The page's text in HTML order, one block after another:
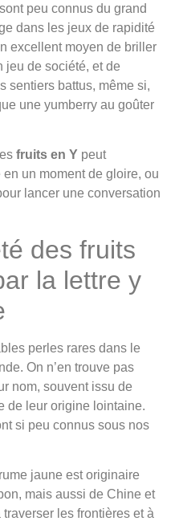
peu connus du grand
dans les jeux de rapidité
excellent moyen de briller
jeu de société, et de
sentiers battus, même si,
une yumberry au goûter
fruits en Y peut
un moment de gloire, ou
lancer une conversation
des fruits
la lettre y
perles rares dans le
On n’en trouve pas
nom, souvent issu de
de leur origine lointaine.
si peu connus sous nos
jaune est originaire
mais aussi de Chine et
les frontières et à